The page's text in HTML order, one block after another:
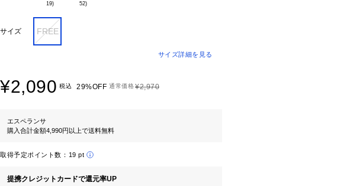
19)
52)
サイズ FREE
サイズ詳細を見る
¥2,090 税込 29%OFF 通常価格¥2,970
エスペランサ
購入合計金額4,990円以上で送料無料
取得予定ポイント数： 19 pt
提携クレジットカードで還元率UP